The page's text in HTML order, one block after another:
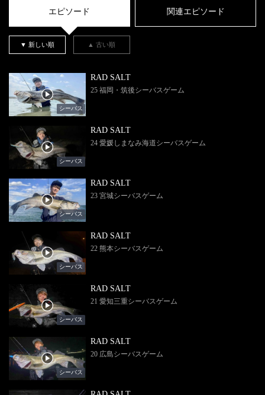
エピソード 関連エピソード
▼ 新しい順 ▲ 古い順
シーバス
RAD SALT
25 福岡・筑後シーバスゲーム
シーバス
RAD SALT
24 愛媛しまなみ海道シーバスゲーム
シーバス
RAD SALT
23 宮城シーバスゲーム
シーバス
RAD SALT
22 熊本シーバスゲーム
シーバス
RAD SALT
21 愛知三重シーバスゲーム
シーバス
RAD SALT
20 広島シーバスゲーム